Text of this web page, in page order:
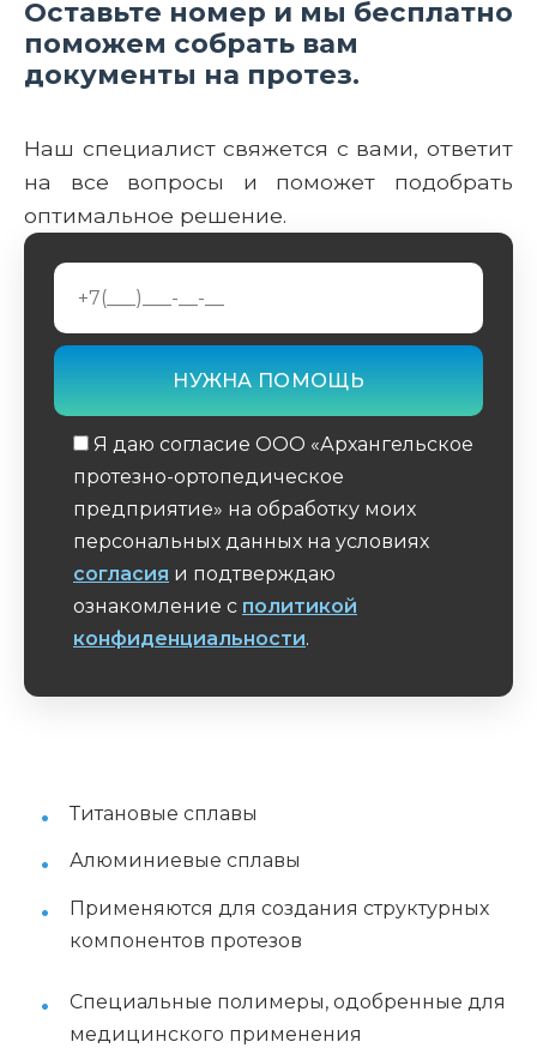
Оставьте номер и мы бесплатно
поможем собрать вам
документы на протез.
Наш специалист свяжется с вами, ответит
на все вопросы и поможет подобрать
оптимальное решение.
Я даю согласие ООО «Архангельское
протезно-ортопедическое
предприятие» на обработку моих
персональных данных на условиях
согласия и подтверждаю
ознакомление с политикой
конфиденциальности.
Титановые сплавы
Алюминиевые сплавы
Применяются для создания структурных
компонентов протезов
Специальные полимеры, одобренные для
медицинского применения